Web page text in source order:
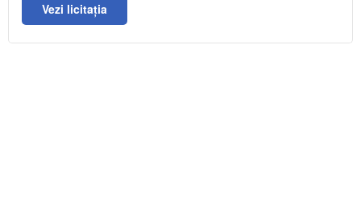
Vezi licitația